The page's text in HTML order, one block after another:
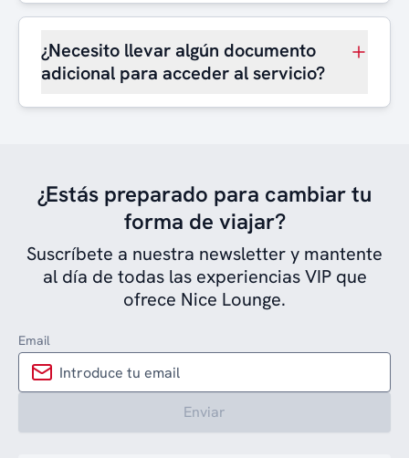
¿Necesito llevar algún documento
adicional para acceder al servicio?
¿Estás preparado para cambiar tu
forma de viajar?
Suscríbete a nuestra newsletter y mantente
al día de todas las experiencias VIP que
ofrece Nice Lounge.
Email
Enviar